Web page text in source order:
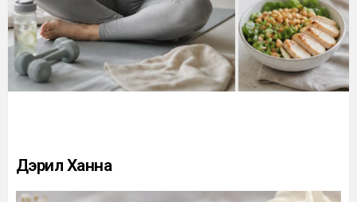
Дэрил Ханна